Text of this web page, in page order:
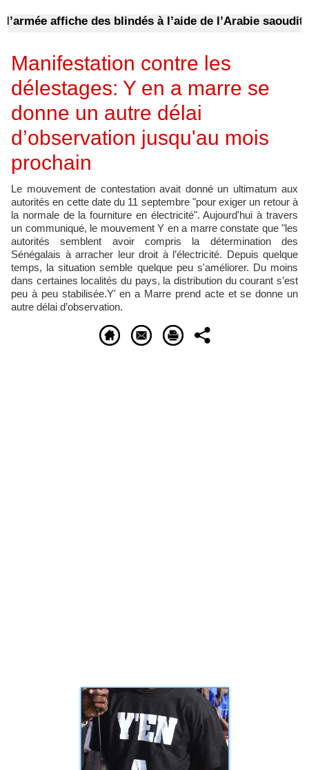
affiche des blindés à l’aide de l’Arabie saoudite
Manifestation contre les
délestages: Y en a marre se
donne un autre délai
d’observation jusqu'au mois
prochain
Le mouvement de contestation avait donné un ultimatum aux
autorités en cette date du 11 septembre "pour exiger un retour à
la normale de la fourniture en électricité". Aujourd'hui à travers
un communiqué, le mouvement Y en a marre constate que "les
autorités semblent avoir compris la détermination des
Sénégalais à arracher leur droit à l’électricité. Depuis quelque
temps, la situation semble quelque peu s'améliorer. Du moins
dans certaines localités du pays, la distribution du courant s’est
peu à peu stabilisée.Y' en a Marre prend acte et se donne un
autre délai d’observation.